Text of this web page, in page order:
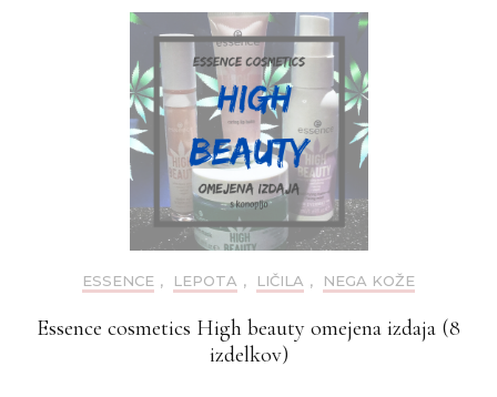
ESSENCE , LEPOTA , LIČILA , NEGA KOŽE
Essence cosmetics High beauty omejena izdaja (8
izdelkov)